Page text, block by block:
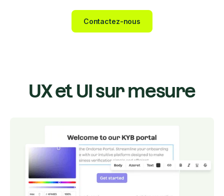
Contactez-nous
UX et UI sur mesure